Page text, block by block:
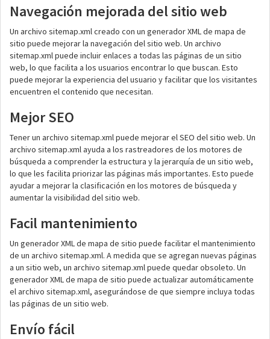
Navegación mejorada del sitio web
Un archivo sitemap.xml creado con un generador XML de mapa de
sitio puede mejorar la navegación del sitio web. Un archivo
sitemap.xml puede incluir enlaces a todas las páginas de un sitio
web, lo que facilita a los usuarios encontrar lo que buscan. Esto
puede mejorar la experiencia del usuario y facilitar que los visitantes
encuentren el contenido que necesitan.
Mejor SEO
Tener un archivo sitemap.xml puede mejorar el SEO del sitio web. Un
archivo sitemap.xml ayuda a los rastreadores de los motores de
búsqueda a comprender la estructura y la jerarquía de un sitio web,
lo que les facilita priorizar las páginas más importantes. Esto puede
ayudar a mejorar la clasificación en los motores de búsqueda y
aumentar la visibilidad del sitio web.
Facil mantenimiento
Un generador XML de mapa de sitio puede facilitar el mantenimiento
de un archivo sitemap.xml. A medida que se agregan nuevas páginas
a un sitio web, un archivo sitemap.xml puede quedar obsoleto. Un
generador XML de mapa de sitio puede actualizar automáticamente
el archivo sitemap.xml, asegurándose de que siempre incluya todas
las páginas de un sitio web.
Envío fácil